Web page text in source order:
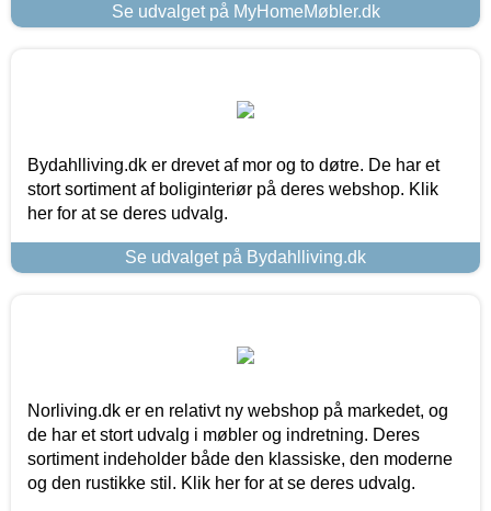
Se udvalget på MyHomeMøbler.dk
Bydahlliving.dk er drevet af mor og to døtre. De har et
stort sortiment af boliginteriør på deres webshop. Klik
her for at se deres udvalg.
Se udvalget på Bydahlliving.dk
Norliving.dk er en relativt ny webshop på markedet, og
de har et stort udvalg i møbler og indretning. Deres
sortiment indeholder både den klassiske, den moderne
og den rustikke stil. Klik her for at se deres udvalg.